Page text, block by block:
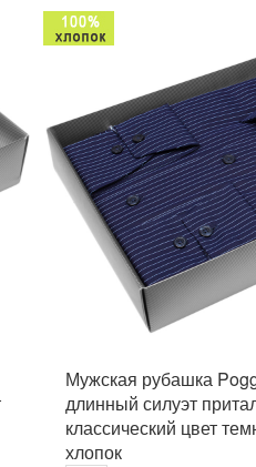
Мужская рубашка
длинный силуэт
классический цвет
хлопок